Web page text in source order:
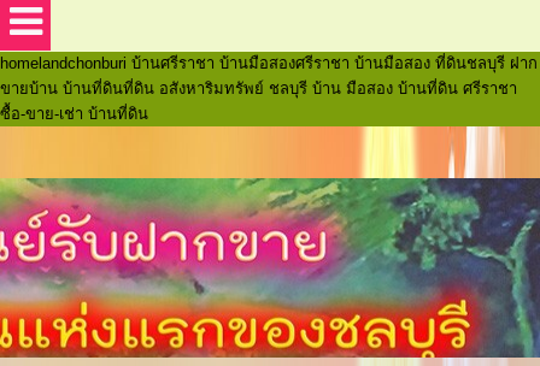
บ้านชลบุรี บ้านมือสองชลบุรี บ้านที่ดินชลบุรี ฝากขายบ้านชลบุรี อสังหาริมทรัพย์
ชลบุรี โฮมแลนด์ชลบุรี ศูนย์รับฝากขายบ้านที่ดินแห่งแรกของชลบุรี
homelandchonburi บ้านศรีราชา บ้านมือสองศรีราชา บ้านมือสอง ที่ดินชลบุรี ฝาก
ขายบ้าน บ้านที่ดินที่ดิน อสังหาริมทรัพย์ ชลบุรี บ้าน มือสอง บ้านที่ดิน ศรีราชา
ซื้อ-ขาย-เช่า บ้านที่ดิน